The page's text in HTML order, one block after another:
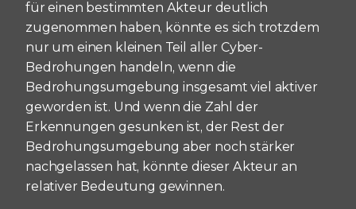
für einen bestimmten Akteur deutlich
zugenommen haben, könnte es sich trotzdem
nur um einen kleinen Teil aller Cyber-
Bedrohungen handeln, wenn die
Bedrohungsumgebung insgesamt viel aktiver
geworden ist. Und wenn die Zahl der
Erkennungen gesunken ist, der Rest der
Bedrohungsumgebung aber noch stärker
nachgelassen hat, könnte dieser Akteur an
relativer Bedeutung gewinnen.